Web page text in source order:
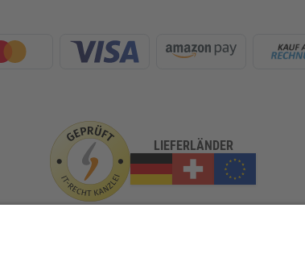
LIEFERLÄNDER